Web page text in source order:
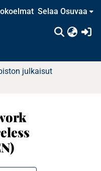
Selaa Osuvaa
julkaisut